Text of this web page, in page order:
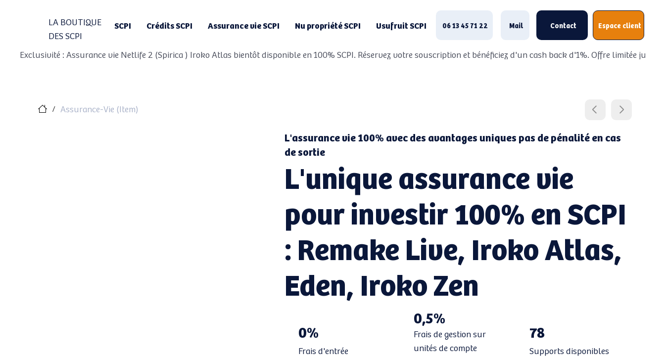
LA BOUTIQUE
DES SCPI
SCPI Crédits SCPI Assurance vie SCPI Nu propriété SCPI Usufruit SCPI
Exclusivité : Assurance vie Netlife 2 (Spirica ) Iroko Atlas bientôt disponible en 100% SCPI. Réservez votre souscription et bénéficiez d'un cash back d'1%. Offre limitée
06 13 45 71 22 Mail Contact Espace client
/ Assurance-Vie (Item)
L'assurance vie 100% avec des avantages uniques pas de pénalité en cas
de sortie
L'unique assurance vie
pour investir 100% en SCPI
: Remake Live, Iroko Atlas,
Eden, Iroko Zen
0%
Frais d'entrée
0,5%
Frais de gestion sur
unités de compte
78
Supports disponibles